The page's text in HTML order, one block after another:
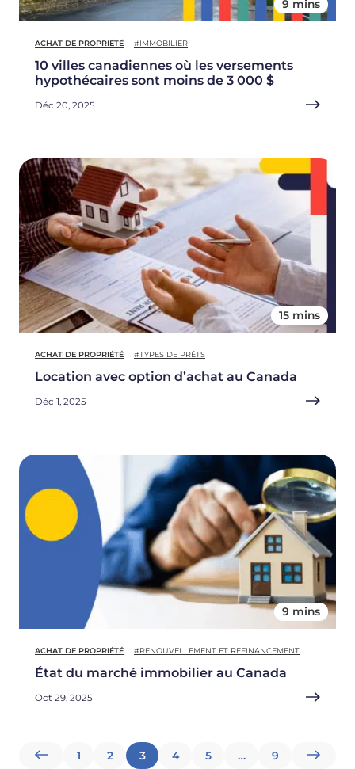
9 mins
ACHAT DE PROPRIÉTÉ #IMMOBILIER
10 villes canadiennes où les versements
hypothécaires sont moins de 3 000 $
Déc 20, 2025
15 mins
ACHAT DE PROPRIÉTÉ #TYPES DE PRÊTS
Location avec option d’achat au Canada
Déc 1, 2025
9 mins
ACHAT DE PROPRIÉTÉ #RENOUVELLEMENT ET REFINANCEMENT
État du marché immobilier au Canada
Oct 29, 2025
Pagination
1 2 3 4 5 … 9